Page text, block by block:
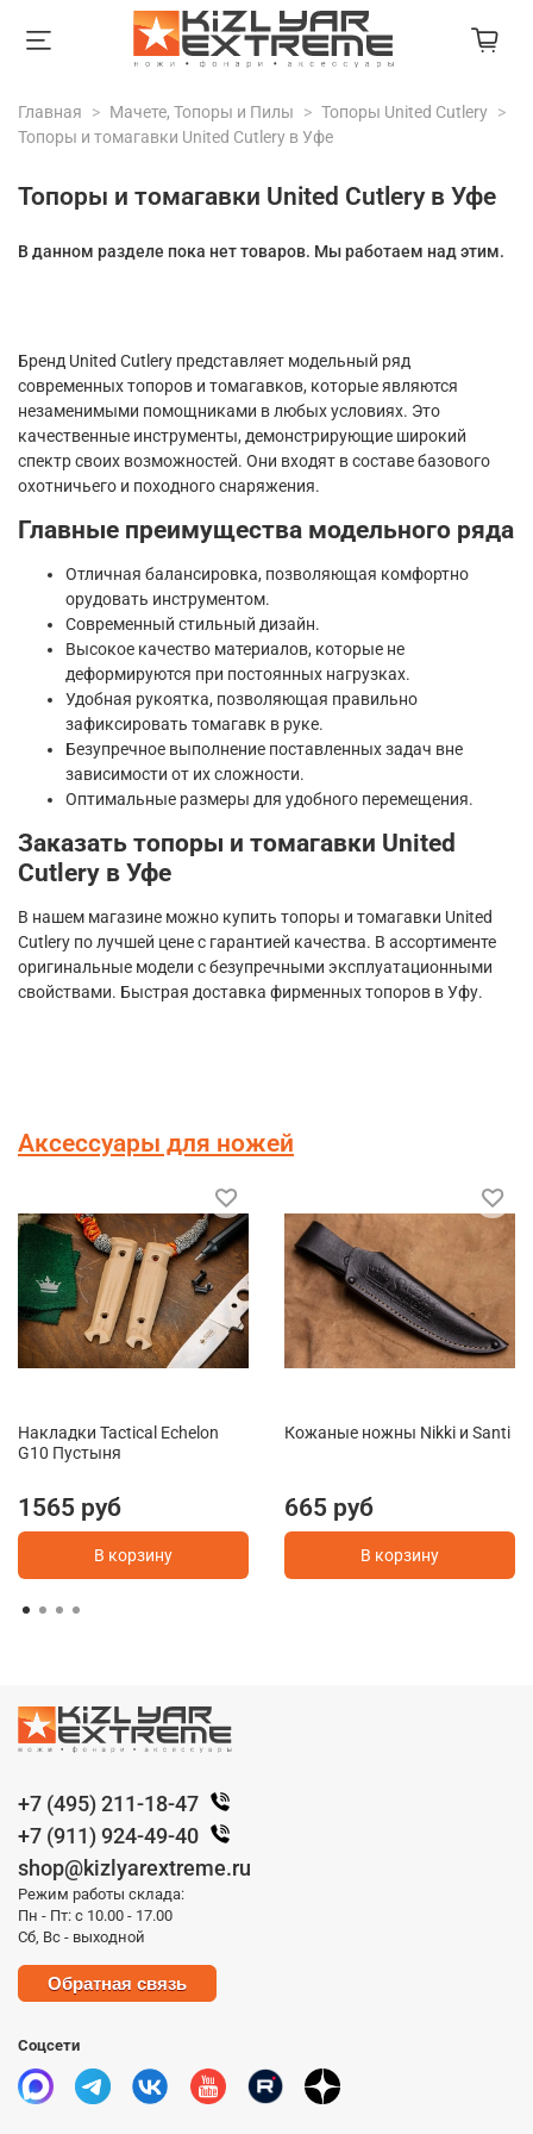
Главная Мачете, Топоры и Пилы
Топоры United Cutlery
Топоры и томагавки United Cutlery в Уфе
Топоры и томагавки United Cutlery в Уфе
В данном разделе пока нет товаров. Мы работаем над этим.
Бренд United Cutlery представляет модельный ряд
современных топоров и томагавков, которые являются
незаменимыми помощниками в любых условиях. Это
качественные инструменты, демонстрирующие широкий
спектр своих возможностей. Они входят в составе базового
охотничьего и походного снаряжения.
Главные преимущества модельного ряда
Отличная балансировка, позволяющая комфортно
орудовать инструментом.
Современный стильный дизайн.
Высокое качество материалов, которые не
деформируются при постоянных нагрузках.
Удобная рукоятка, позволяющая правильно
зафиксировать томагавк в руке.
Безупречное выполнение поставленных задач вне
зависимости от их сложности.
Оптимальные размеры для удобного перемещения.
Заказать топоры и томагавки United
Cutlery в Уфе
В нашем магазине можно купить топоры и томагавки United
Cutlery по лучшей цене с гарантией качества. В ассортименте
оригинальные модели с безупречными эксплуатационными
свойствами. Быстрая доставка фирменных топоров в Уфу.
Аксессуары для ножей
Накладки Tactical Echelon
G10 Пустыня
1565 руб
В корзину
Кожаные ножны Nikki и Santi
665 руб
В корзину
+7 (495) 211-18-47
+7 (911) 924-49-40
shop@kizlyarextreme.ru
Режим работы склада:
Пн - Пт: с 10.00 - 17.00
Сб, Вс - выходной
Обратная связь
Соцсети